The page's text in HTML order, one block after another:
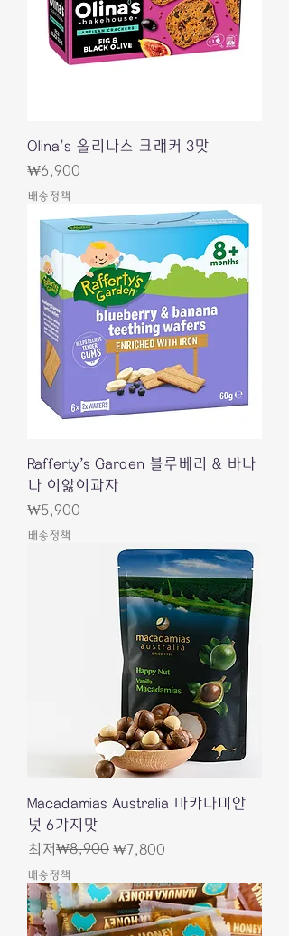
Olina's 올리나스 크래커 3맛
가격
₩6,900
배송정책
Rafferty’s Garden 블루베리 & 바나
나 이앓이과자
가격
₩5,900
배송정책
Macadamias Australia 마카다미안
넛 6가지맛
최저
일반가₩8,900 ₩7,800
할인가
배송정책